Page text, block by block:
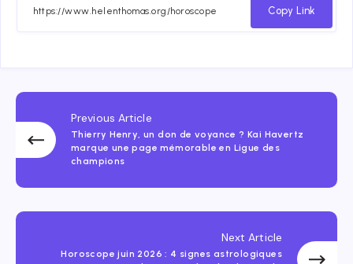
FacebookTwitter
Whatsapp
Copy Link
Previous Article
Thierry Henry, un don de voyance ? Kai Havertz
marque une page mémorable en Ligue des
champions
Next Article
Horoscope juin 2026 : 4 signes astrologiques